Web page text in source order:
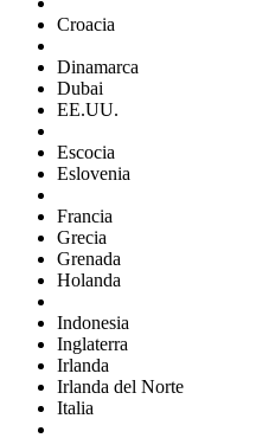
Croacia
Dinamarca
Dubai
EE.UU.
Escocia
Eslovenia
Francia
Grecia
Grenada
Holanda
Indonesia
Inglaterra
Irlanda
Irlanda del Norte
Italia